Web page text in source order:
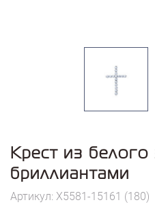
Крест из белого
бриллиантами
Артикул: X5581-15161 (180)